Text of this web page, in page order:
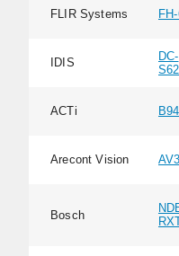
FLIR Systems
IDIS
DC-
ACTi B94
Arecont Vision
Bosch